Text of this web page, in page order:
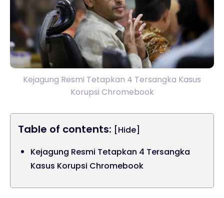
Kejagung Resmi Tetapkan 4 Tersangka Kasus
Korupsi Chromebook
Table of contents: [Hide]
Kejagung Resmi Tetapkan 4 Tersangka
Kasus Korupsi Chromebook